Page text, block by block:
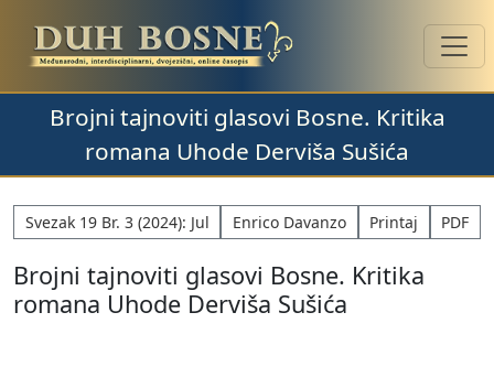
Brojni tajnoviti glasovi Bosne. Kritika
romana Uhode Derviša Sušića
Svezak 19 Br. 3 (2024): Jul Enrico Davanzo Printaj PDF
Brojni tajnoviti glasovi Bosne. Kritika
romana Uhode Derviša Sušića